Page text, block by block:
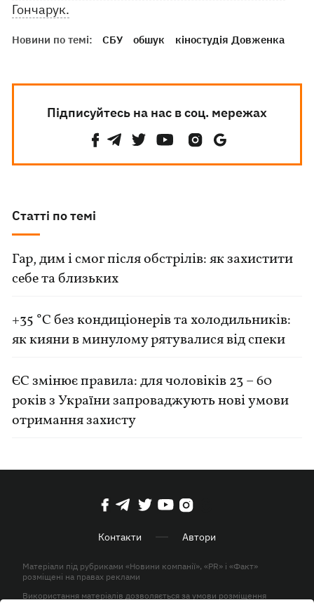
Гончарук.
Новини по темі: СБУ обшук кіностудія Довженка
Підписуйтесь на нас в соц. мережах
Статті по темі
Гар, дим і смог після обстрілів: як захистити
себе та близьких
+35 °C без кондиціонерів та холодильників:
як кияни в минулому рятувалися від спеки
ЄС змінює правила: для чоловіків 23 – 60
років з України запроваджують нові умови
отримання захисту
Контакти Автори
Матеріали під рубриками «Новини компанії», «PR» і «Факт»
розміщені на правах реклами
Використання матеріалів дозволяється за умови розміщення